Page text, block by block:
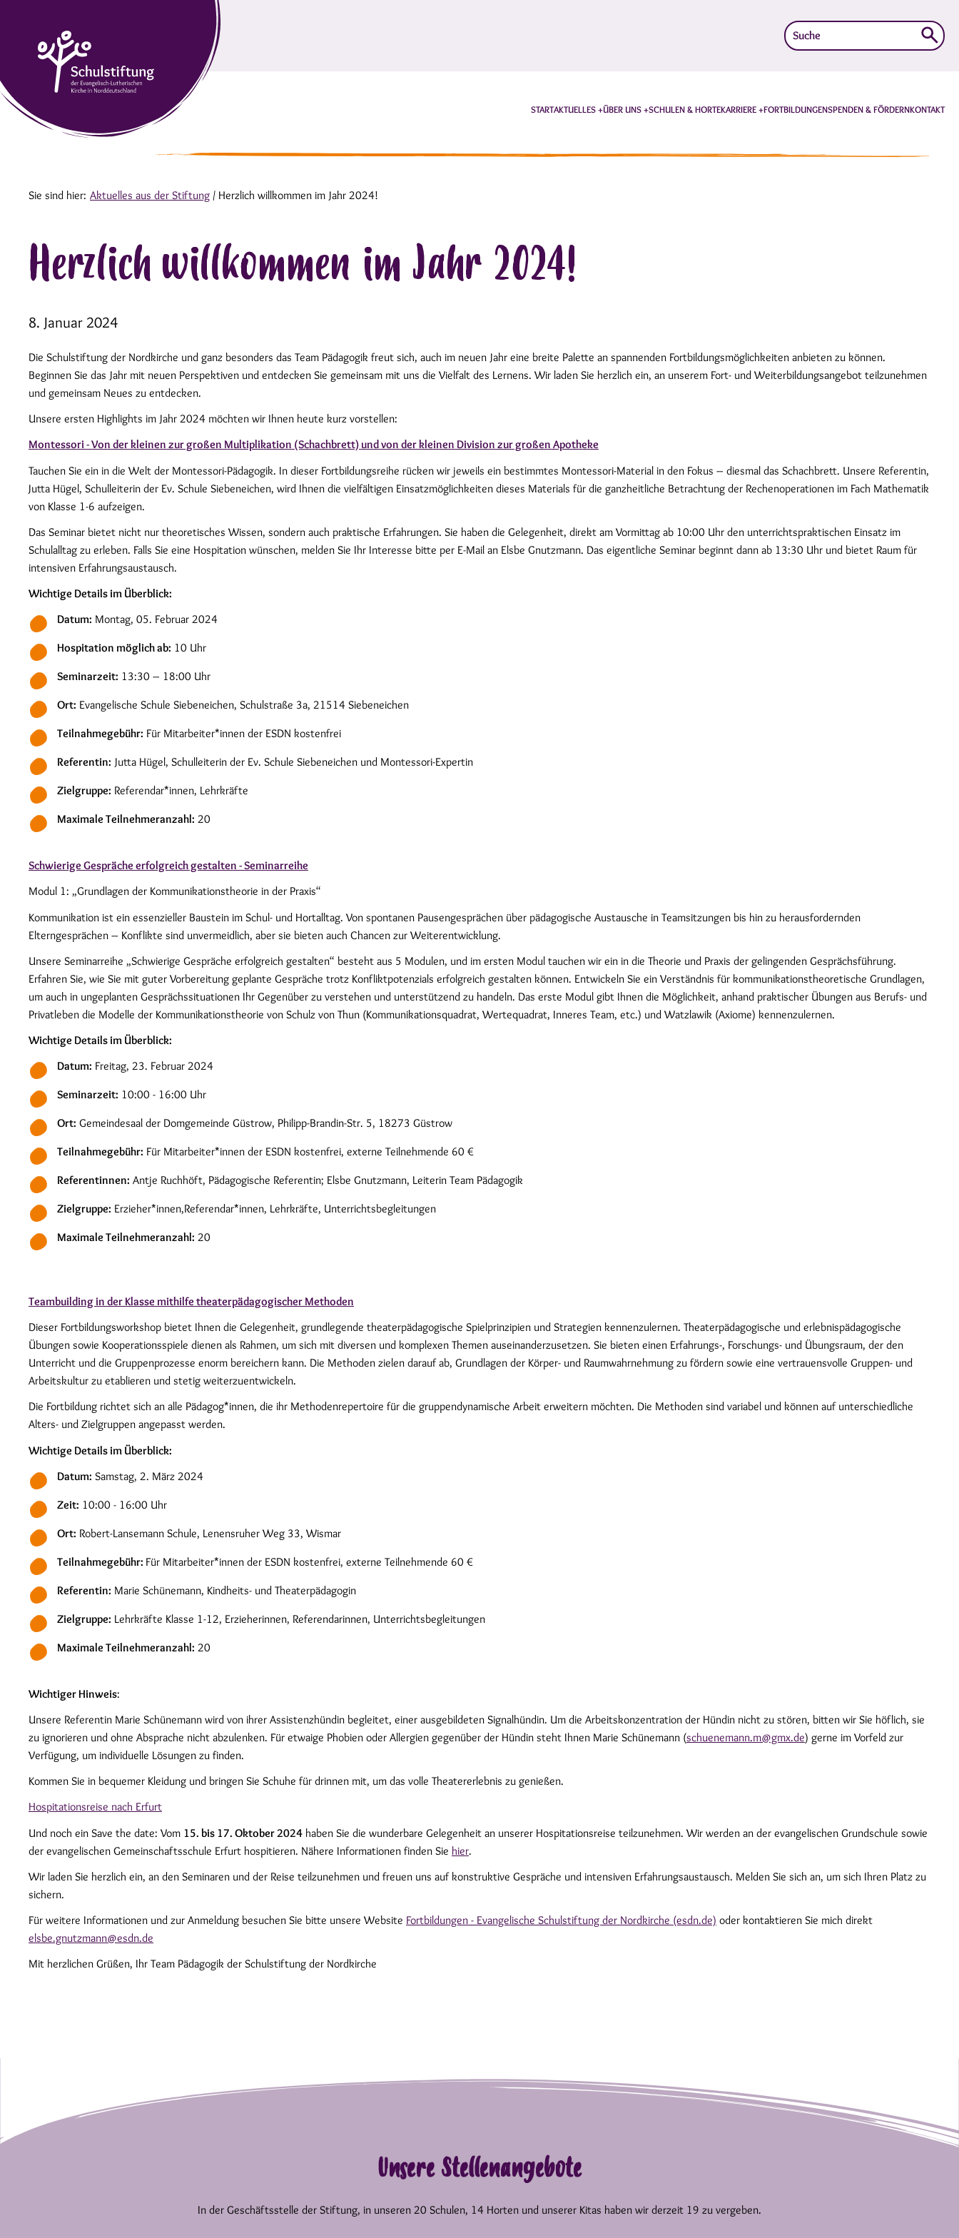
Suche
nach:
STARTAKTUELLES ÜBER UNS SCHULEN & HORTEKARRIERE FORTBILDUNGENSPENDEN & FÖRDERNKONTAKT
Sie sind hier: Aktuelles aus der Stiftung / Herzlich willkommen im Jahr 2024!
Herzlich willkommen im Jahr 2024!
8. Januar 2024
Die Schulstiftung der Nordkirche und ganz besonders das Team Pädagogik freut sich, auch im neuen Jahr eine breite Palette an spannenden Fortbildungsmöglichkeiten anbieten zu können.
Beginnen Sie das Jahr mit neuen Perspektiven und entdecken Sie gemeinsam mit uns die Vielfalt des Lernens. Wir laden Sie herzlich ein, an unserem Fort- und Weiterbildungsangebot teilzunehmen
und gemeinsam Neues zu entdecken.
Unsere ersten Highlights im Jahr 2024 möchten wir Ihnen heute kurz vorstellen:
Montessori - Von der kleinen zur großen Multiplikation (Schachbrett) und von der kleinen Division zur großen Apotheke
Tauchen Sie ein in die Welt der Montessori-Pädagogik. In dieser Fortbildungsreihe rücken wir jeweils ein bestimmtes Montessori-Material in den Fokus – diesmal das Schachbrett. Unsere Referentin,
Jutta Hügel, Schulleiterin der Ev. Schule Siebeneichen, wird Ihnen die vielfältigen Einsatzmöglichkeiten dieses Materials für die ganzheitliche Betrachtung der Rechenoperationen im Fach Mathematik
von Klasse 1-6 aufzeigen.
Das Seminar bietet nicht nur theoretisches Wissen, sondern auch praktische Erfahrungen. Sie haben die Gelegenheit, direkt am Vormittag ab 10:00 Uhr den unterrichtspraktischen Einsatz im
Schulalltag zu erleben. Falls Sie eine Hospitation wünschen, melden Sie Ihr Interesse bitte per E-Mail an Elsbe Gnutzmann. Das eigentliche Seminar beginnt dann ab 13:30 Uhr und bietet Raum für
intensiven Erfahrungsaustausch.
Wichtige Details im Überblick:
Datum: Montag, 05. Februar 2024
Hospitation möglich ab: 10 Uhr
Seminarzeit: 13:30 – 18:00 Uhr
Ort: Evangelische Schule Siebeneichen, Schulstraße 3a, 21514 Siebeneichen
Teilnahmegebühr: Für Mitarbeiter*innen der ESDN kostenfrei
Referentin: Jutta Hügel, Schulleiterin der Ev. Schule Siebeneichen und Montessori-Expertin
Zielgruppe: Referendar*innen, Lehrkräfte
Maximale Teilnehmeranzahl: 20
Schwierige Gespräche erfolgreich gestalten - Seminarreihe
Modul 1: „Grundlagen der Kommunikationstheorie in der Praxis“
Kommunikation ist ein essenzieller Baustein im Schul- und Hortalltag. Von spontanen Pausengesprächen über pädagogische Austausche in Teamsitzungen bis hin zu herausfordernden
Elterngesprächen – Konflikte sind unvermeidlich, aber sie bieten auch Chancen zur Weiterentwicklung.
Unsere Seminarreihe „Schwierige Gespräche erfolgreich gestalten“ besteht aus 5 Modulen, und im ersten Modul tauchen wir ein in die Theorie und Praxis der gelingenden Gesprächsführung.
Erfahren Sie, wie Sie mit guter Vorbereitung geplante Gespräche trotz Konfliktpotenzials erfolgreich gestalten können. Entwickeln Sie ein Verständnis für kommunikationstheoretische Grundlagen,
um auch in ungeplanten Gesprächssituationen Ihr Gegenüber zu verstehen und unterstützend zu handeln. Das erste Modul gibt Ihnen die Möglichkeit, anhand praktischer Übungen aus Berufs- und
Privatleben die Modelle der Kommunikationstheorie von Schulz von Thun (Kommunikationsquadrat, Wertequadrat, Inneres Team, etc.) und Watzlawik (Axiome) kennenzulernen.
Wichtige Details im Überblick:
Datum: Freitag, 23. Februar 2024
Seminarzeit: 10:00 - 16:00 Uhr
Ort: Gemeindesaal der Domgemeinde Güstrow, Philipp-Brandin-Str. 5, 18273 Güstrow
Teilnahmegebühr: Für Mitarbeiter*innen der ESDN kostenfrei, externe Teilnehmende 60 €
Referentinnen: Antje Ruchhöft, Pädagogische Referentin; Elsbe Gnutzmann, Leiterin Team Pädagogik
Zielgruppe: Erzieher*innen,Referendar*innen, Lehrkräfte, Unterrichtsbegleitungen
Maximale Teilnehmeranzahl: 20
Teambuilding in der Klasse mithilfe theaterpädagogischer Methoden
Dieser Fortbildungsworkshop bietet Ihnen die Gelegenheit, grundlegende theaterpädagogische Spielprinzipien und Strategien kennenzulernen. Theaterpädagogische und erlebnispädagogische
Übungen sowie Kooperationsspiele dienen als Rahmen, um sich mit diversen und komplexen Themen auseinanderzusetzen. Sie bieten einen Erfahrungs-, Forschungs- und Übungsraum, der den
Unterricht und die Gruppenprozesse enorm bereichern kann. Die Methoden zielen darauf ab, Grundlagen der Körper- und Raumwahrnehmung zu fördern sowie eine vertrauensvolle Gruppen- und
Arbeitskultur zu etablieren und stetig weiterzuentwickeln.
Die Fortbildung richtet sich an alle Pädagog*innen, die ihr Methodenrepertoire für die gruppendynamische Arbeit erweitern möchten. Die Methoden sind variabel und können auf unterschiedliche
Alters- und Zielgruppen angepasst werden.
Wichtige Details im Überblick:
Datum: Samstag, 2. März 2024
Zeit: 10:00 - 16:00 Uhr
Ort: Robert-Lansemann Schule, Lenensruher Weg 33, Wismar
Teilnahmegebühr: Für Mitarbeiter*innen der ESDN kostenfrei, externe Teilnehmende 60 €
Referentin: Marie Schünemann, Kindheits- und Theaterpädagogin
Zielgruppe: Lehrkräfte Klasse 1-12, Erzieherinnen, Referendarinnen, Unterrichtsbegleitungen
Maximale Teilnehmeranzahl: 20
Wichtiger Hinweis:
Unsere Referentin Marie Schünemann wird von ihrer Assistenzhündin begleitet, einer ausgebildeten Signalhündin. Um die Arbeitskonzentration der Hündin nicht zu stören, bitten wir Sie höflich, sie
zu ignorieren und ohne Absprache nicht abzulenken. Für etwaige Phobien oder Allergien gegenüber der Hündin steht Ihnen Marie Schünemann (schuenemann.m@gmx.de) gerne im Vorfeld zur
Verfügung, um individuelle Lösungen zu finden.
Kommen Sie in bequemer Kleidung und bringen Sie Schuhe für drinnen mit, um das volle Theatererlebnis zu genießen.
Hospitationsreise nach Erfurt
Und noch ein Save the date: Vom 15. bis 17. Oktober 2024 haben Sie die wunderbare Gelegenheit an unserer Hospitationsreise teilzunehmen. Wir werden an der evangelischen Grundschule sowie
der evangelischen Gemeinschaftsschule Erfurt hospitieren. Nähere Informationen finden Sie hier.
Wir laden Sie herzlich ein, an den Seminaren und der Reise teilzunehmen und freuen uns auf konstruktive Gespräche und intensiven Erfahrungsaustausch. Melden Sie sich an, um sich Ihren Platz zu
sichern.
Für weitere Informationen und zur Anmeldung besuchen Sie bitte unsere Website Fortbildungen - Evangelische Schulstiftung der Nordkirche (esdn.de) oder kontaktieren Sie mich direkt
elsbe.gnutzmann@esdn.de
Mit herzlichen Grüßen, Ihr Team Pädagogik der Schulstiftung der Nordkirche
Unsere Stellenangebote
In der Geschäftsstelle der Stiftung, in unseren 20 Schulen, 14 Horten und unserer Kitas haben wir derzeit 19 zu vergeben.